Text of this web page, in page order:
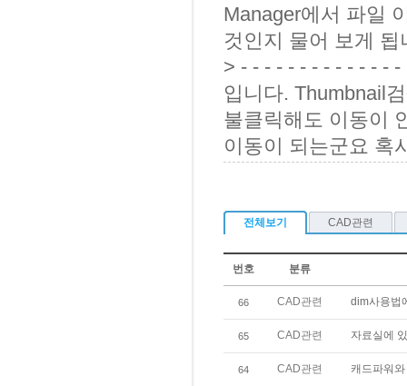
Manager에서 파일
것인지 물어 보게
> - - - - - - - - - - - - -
입니다. Thumbnail
불클릭해도 이동이
이동이 되는군요 혹
전체보기 CAD관련
번호 분류
66 CAD관련 dim사용법
65 CAD관련 자료실에
64 CAD관련 캐드파워